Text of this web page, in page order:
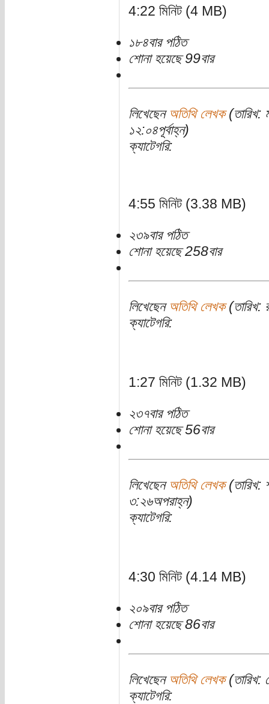
4:22 মিনিট (4 MB)
১৮৪বার পঠিত
শোনা হয়েছে 99বার
লিখেছেন অতিথি লেখক(তারিখ:
১২:০৪পূর্বাহ্ন)
ক্যাটেগরি:
4:55 মিনিট (3.38 MB)
২৩৯বার পঠিত
শোনা হয়েছে 258বার
লিখেছেন অতিথি লেখক(তারিখ:
ক্যাটেগরি:
1:27 মিনিট (1.32 MB)
২৩৭বার পঠিত
শোনা হয়েছে 56বার
লিখেছেন অতিথি লেখক(তারিখ:
৩:২৬অপরাহ্ন)
ক্যাটেগরি:
4:30 মিনিট (4.14 MB)
২০৯বার পঠিত
শোনা হয়েছে 86বার
লিখেছেন অতিথি লেখক(তারিখ:
ক্যাটেগরি: